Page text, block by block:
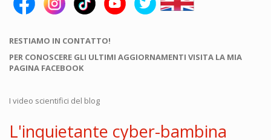
RESTIAMO IN CONTATTO!
PER CONOSCERE GLI ULTIMI AGGIORNAMENTI VISITA LA MIA
PAGINA FACEBOOK
I video scientifici del blog
L'inquietante cyber-bambina